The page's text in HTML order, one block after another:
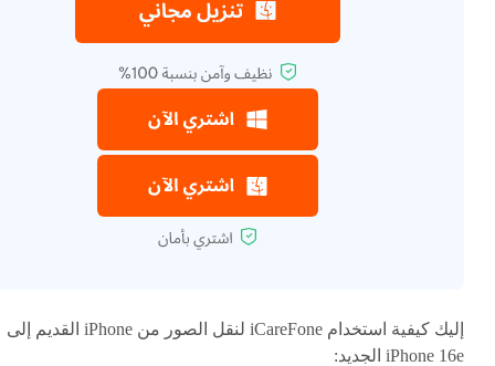
إليك كيفية استخدام iCareFone لنقل الصور من iPhone القديم إلى
iPhone 16e الجديد: